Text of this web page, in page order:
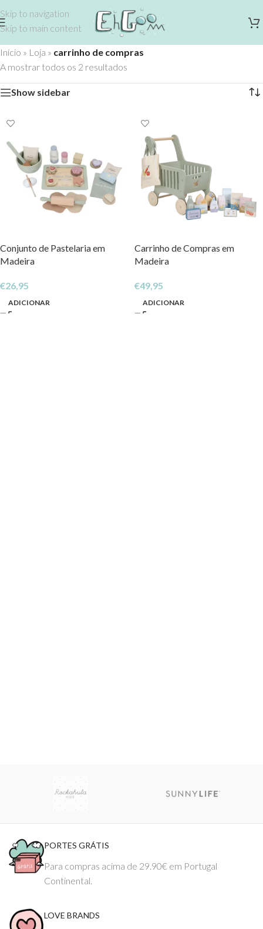
Skip to navigation
Skip to main content
Início » Loja » carrinho de compras
A mostrar todos os 2 resultados
Show sidebar
Conjunto de Pastelaria em
Madeira
€26,95
ADICIONAR
Carrinho de Compras em
Madeira
€49,95
ADICIONAR
PORTES GRÁTIS
Para compras acima de 29.90€ em Portugal
Continental.
LOVE BRANDS